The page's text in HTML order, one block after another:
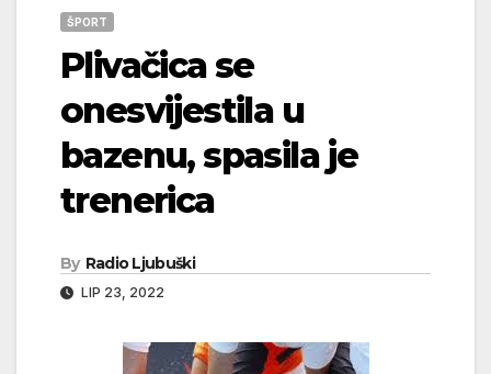
ŠPORT
Plivačica se
onesvijestila u
bazenu, spasila je
trenerica
By Radio Ljubuški
LIP 23, 2022